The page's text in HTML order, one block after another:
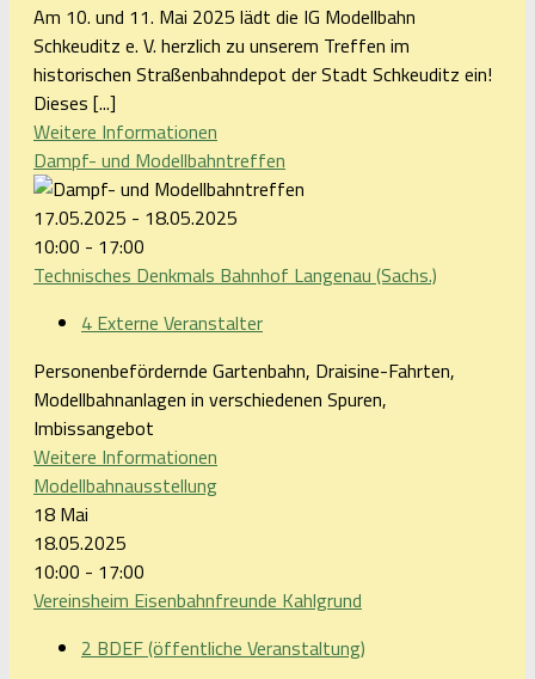
Am 10. und 11. Mai 2025 lädt die IG Modellbahn
Schkeuditz e. V. herzlich zu unserem Treffen im
historischen Straßenbahndepot der Stadt Schkeuditz ein!
Dieses [...]
Weitere Informationen
Dampf- und Modellbahntreffen
17.05.2025 - 18.05.2025
10:00 - 17:00
Technisches Denkmals Bahnhof Langenau (Sachs.)
4 Externe Veranstalter
Personenbefördernde Gartenbahn, Draisine-Fahrten,
Modellbahnanlagen in verschiedenen Spuren,
Imbissangebot
Weitere Informationen
Modellbahnausstellung
18 Mai
18.05.2025
10:00 - 17:00
Vereinsheim Eisenbahnfreunde Kahlgrund
2 BDEF (öffentliche Veranstaltung)